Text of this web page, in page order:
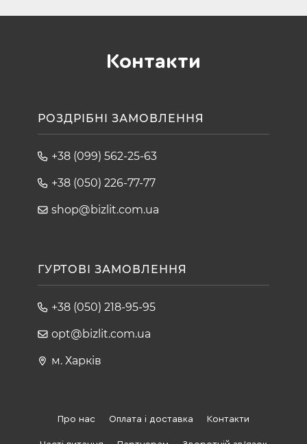
Контакти
РОЗДРІБНІ ЗАМОВЛЕННЯ
+38 (099) 562-25-63
+38 (050) 226-77-77
shop@bizlit.com.ua
ГУРТОВІ ЗАМОВЛЕННЯ
+38 (050) 218-95-95
opt@bizlit.com.ua
м. Харків
Про нас Оплата і доставка Контакти